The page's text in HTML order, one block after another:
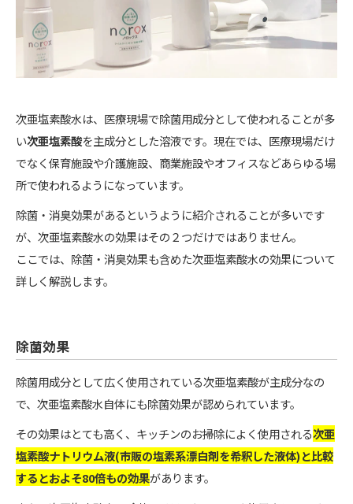
次亜塩素酸水は、医療現場で除菌用成分として使われることが多
い次亜塩素酸を主成分とした溶液です。現在では、医療現場だけ
でなく保育施設や介護施設、商業施設やオフィスなどあらゆる場
所で使われるようになっています。
除菌・消臭効果があるというように紹介されることが多いです
が、次亜塩素酸水の効果はその２つだけではありません。
ここでは、除菌・消臭効果も含めた次亜塩素酸水の効果について
詳しく解説します。
除菌効果
除菌用成分として広く使用されている次亜塩素酸が主成分なの
で、次亜塩素酸水自体にも除菌効果が認められています。
その効果はとても高く、キッチンのお掃除によく使用される次亜
塩素酸ナトリウム液(市販の塩素系漂白剤を希釈した液体)と比較
するとおよそ80倍もの効果があります。